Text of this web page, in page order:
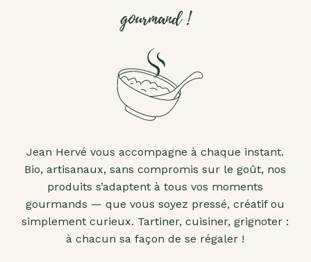
gourmand !
Jean Hervé vous accompagne à chaque instant.
Bio, artisanaux, sans compromis sur le goût, nos
produits s’adaptent à tous vos moments
gourmands — que vous soyez pressé, créatif ou
simplement curieux. Tartiner, cuisiner, grignoter :
à chacun sa façon de se régaler !